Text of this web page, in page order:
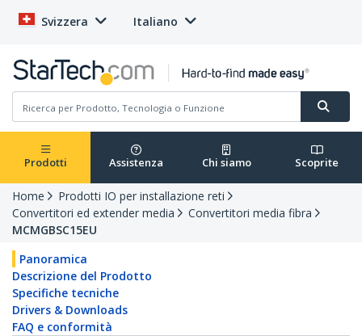
Svizzera Italiano
Prodotti Assistenza Chi siamo Scoprite
Home
Prodotti IO per installazione reti
Convertitori ed extender media
Convertitori media fibra
MCMGBSC15EU
Panoramica
Descrizione del Prodotto
Specifiche tecniche
Drivers & Downloads
FAQ e conformità